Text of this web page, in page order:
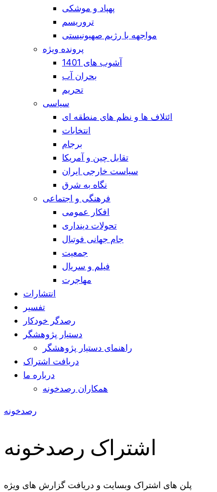
پهپاد و موشکی
تروریسم
مواجهه با رژیم صهیونیستی
پرونده ویژه
آشوب های 1401
بحران آب
تحریم
سیاسی
ائتلاف ها و نظم های منطقه ای
انتخابات
برجام
تقابل چین و آمریکا
سیاست خارجی ایران
نگاه به شرق
فرهنگی و اجتماعی
افکار عمومی
تحولات دینداری
جام جهانی فوتبال
جمعیت
فیلم و سریال
مهاجرت
انتشارات
تفسیر
رصدگر خودکار
دستیار پژوهشگر
راهنمای دستیار پژوهشگر
دریافت اشتراک
درباره ما
همکاران رصدخونه
رصدخونه
اشتراک رصدخونه
پلن های اشتراک وبسایت و دریافت گزارش های ویژه